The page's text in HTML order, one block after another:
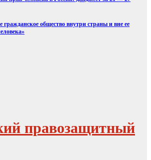
гражданское общество внутри страны и вне ее
правозащитный